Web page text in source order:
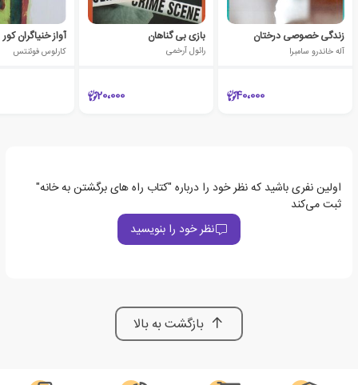
زندگی خصوصی درختان
آله خاندرو سامبرا
40،000
بازی بی گناهان
رائول آرخمی
20،000
آواز خنیاگران کور
کارلوس فوئنتس
اولین نفری باشید که نظر خود را درباره "کتاب راه های برگشتن به خانه"
ثبت می‌کند
نظر خود را بنویسید
بازگشت به بالا